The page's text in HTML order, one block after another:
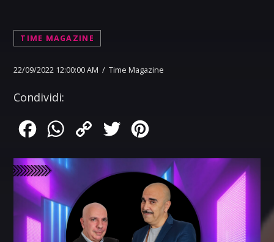
TIME MAGAZINE
22/09/2022 12:00:00 AM / Time Magazine
Condividi:
FacebookWhatsApp
Copy
Twitter